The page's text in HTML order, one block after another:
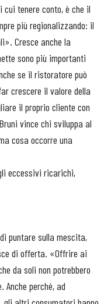
tenere conto, è che il
più regionalizzando: il
Cresce anche la
sono più importanti
se il ristoratore può
crescere il valore della
il proprio cliente con
vince chi sviluppa al
cosa occorre una
eccessivi ricarichi,
puntare sulla mescita,
di offerta. «Offrire ai
da soli non potrebbero
Anche perché, ad